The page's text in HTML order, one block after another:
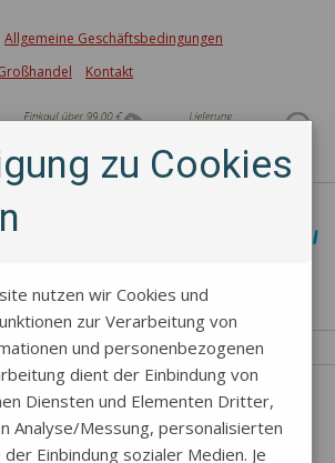
Allgemeine Geschäftsbedingungen
Kontakt
zu Cookies
nutzen wir Cookies und
zur Verarbeitung von
und personenbezogenen
dient der Einbindung von
Diensten und Elementen Dritter,
Analyse/Messung, personalisierten
Einbindung sozialer Medien. Je